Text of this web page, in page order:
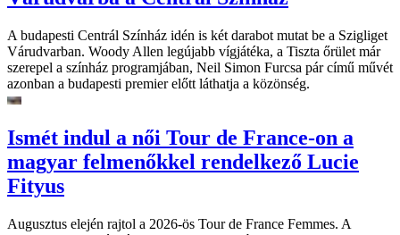
A budapesti Centrál Színház idén is két darabot mutat be a Szigliget
Várudvarban. Woody Allen legújabb vígjátéka, a Tiszta őrület már
szerepel a színház programjában, Neil Simon Furcsa pár című művét
azonban a budapesti premier előtt láthatja a közönség.
Ismét indul a női Tour de France-on a
magyar felmenőkkel rendelkező Lucie
Fityus
Augusztus elején rajtol a 2026-ös Tour de France Femmes. A